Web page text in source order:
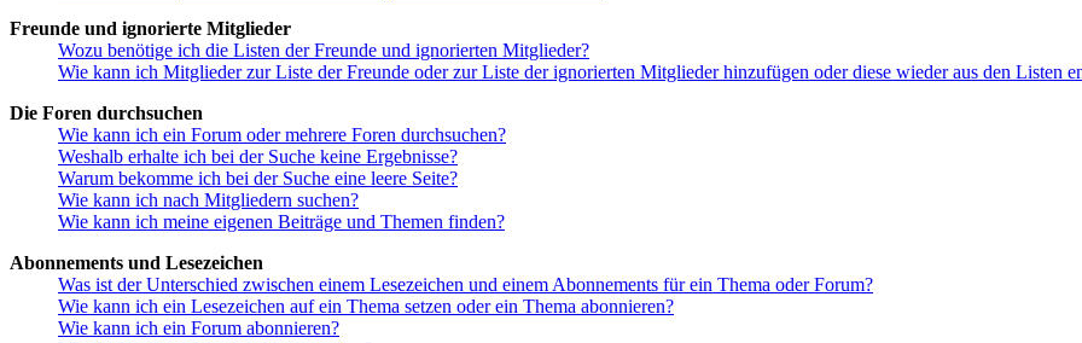
Freunde und ignorierte Mitglieder
Wozu benötige ich die Listen der Freunde und ignorierten Mitglieder?
Wie kann ich Mitglieder zur Liste der Freunde oder zur Liste der ignorierten Mitglieder hinzufügen oder diese wieder aus den Listen
Die Foren durchsuchen
Wie kann ich ein Forum oder mehrere Foren durchsuchen?
Weshalb erhalte ich bei der Suche keine Ergebnisse?
Warum bekomme ich bei der Suche eine leere Seite?
Wie kann ich nach Mitgliedern suchen?
Wie kann ich meine eigenen Beiträge und Themen finden?
Abonnements und Lesezeichen
Was ist der Unterschied zwischen einem Lesezeichen und einem Abonnements für ein Thema oder Forum?
Wie kann ich ein Lesezeichen auf ein Thema setzen oder ein Thema abonnieren?
Wie kann ich ein Forum abonnieren?